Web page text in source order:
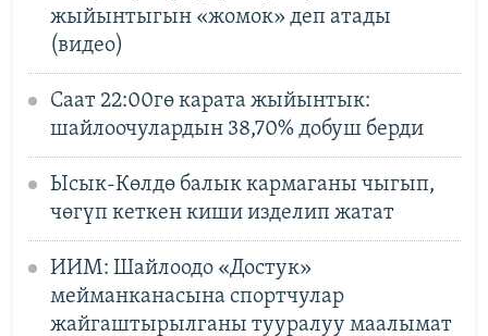
жыйынтыгын «жомок» деп атады
(видео)
Саат 22:00гө карата жыйынтык:
шайлоочулардын 38,70% добуш берди
Ысык-Көлдө балык кармаганы чыгып,
чөгүп кеткен киши изделип жатат
ИИМ: Шайлоодо «Достук»
мейманканасына спортчулар
жайгаштырылганы тууралуу маалымат